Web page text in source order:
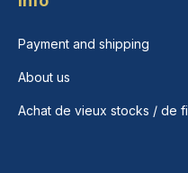
Payment and shipping
About us
Achat de vieux stocks / de